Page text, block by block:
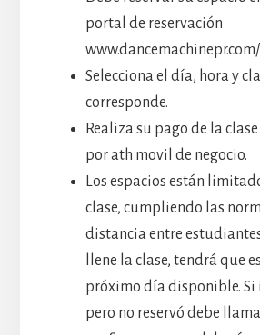
portal de reservación
Selecciona el día, hora y
corresponde.
Realiza su pago de la
por ath movil de negocio.
Los espacios están
clase, cumpliendo las
distancia entre
llene la clase, tendrá que
próximo día disponible. Si
pero no reservó debe